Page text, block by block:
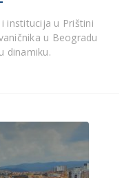
institucija u Prištini
u Beogradu
dinamiku.